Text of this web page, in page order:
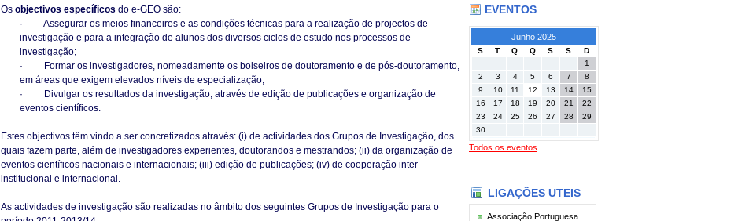
Os objectivos específicos do e-GEO são:
· Assegurar os meios financeiros e as condições técnicas para a realização de projectos de
investigação e para a integração de alunos dos diversos ciclos de estudo nos processos de
investigação;
· Formar os investigadores, nomeadamente os bolseiros de doutoramento e de pós-doutoramento,
em áreas que exigem elevados níveis de especialização;
· Divulgar os resultados da investigação, através de edição de publicações e organização de
eventos científicos.
Estes objectivos têm vindo a ser concretizados através: (i) de actividades dos Grupos de Investigação, dos
quais fazem parte, além de investigadores experientes, doutorandos e mestrandos; (ii) da organização de
eventos científicos nacionais e internacionais; (iii) edição de publicações; (iv) de cooperação inter-
institucional e internacional.
As actividades de investigação são realizadas no âmbito dos seguintes Grupos de Investigação para o
EVENTOS
Junho 2025
S T Q Q S S
D
1
2
3 4 5 6 7
8
9
10 11 12 13 14
15
16
17 18 19 20 21
22
23
24 25 26 27 28
29
30
Todos os eventos
LIGAÇÕES UTEIS
Associação Portuguesa